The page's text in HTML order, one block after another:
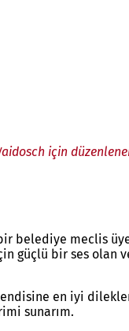
için
belediye meclis
güçlü bir ses
en iyi
sunarım.